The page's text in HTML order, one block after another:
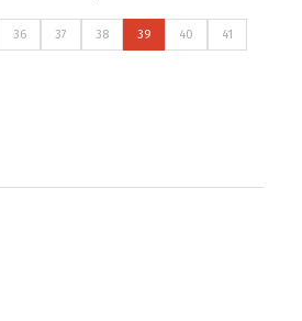
36 37 38 39 40 41